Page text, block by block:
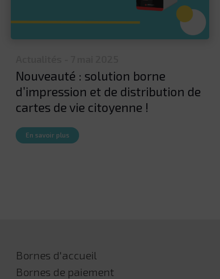
Nouveauté : solution borne
d’impression et de distribution de
cartes de vie citoyenne !
En savoir plus
Bornes d'accueil
Bornes de paiement